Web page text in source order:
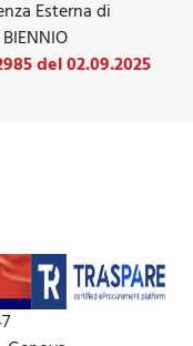
Esterna di
del 02.09.2025